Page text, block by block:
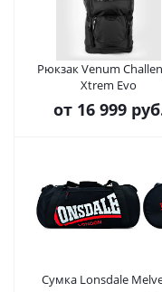
Рюкзак Venum
Xtrem Evo
от 16 999
Сумка Lonsdale